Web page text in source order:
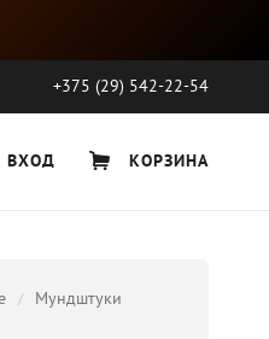
+375 (29) 542-22-54
ВХОД КОРЗИНА
Мундштуки